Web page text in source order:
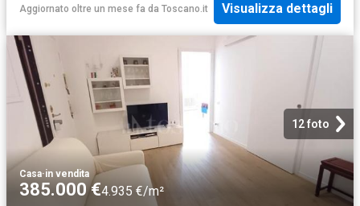
Aggiornato oltre un mese fa da Toscano.it Visualizza dettagli
12 foto
Casa·in vendita
385.000 €4.935 €/m²